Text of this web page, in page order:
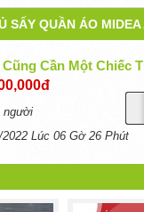
SẤY QUẦN ÁO MIDEA
Cần Một Chiếc
người
Lúc 06 Gờ 26 Phút